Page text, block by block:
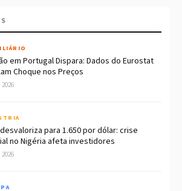
em Portugal Dispara: Dados do Eurostat
Choque nos Preços
2026
para 1.650 por dólar: crise
no Nigéria afeta investidores
2026